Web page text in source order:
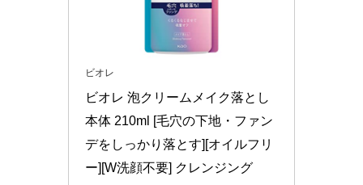
ビオレ
ビオレ 泡クリームメイク落とし
本体 210ml [毛穴の下地・ファン
デをしっかり落とす][オイルフリ
ー][W洗顔不要] クレンジング